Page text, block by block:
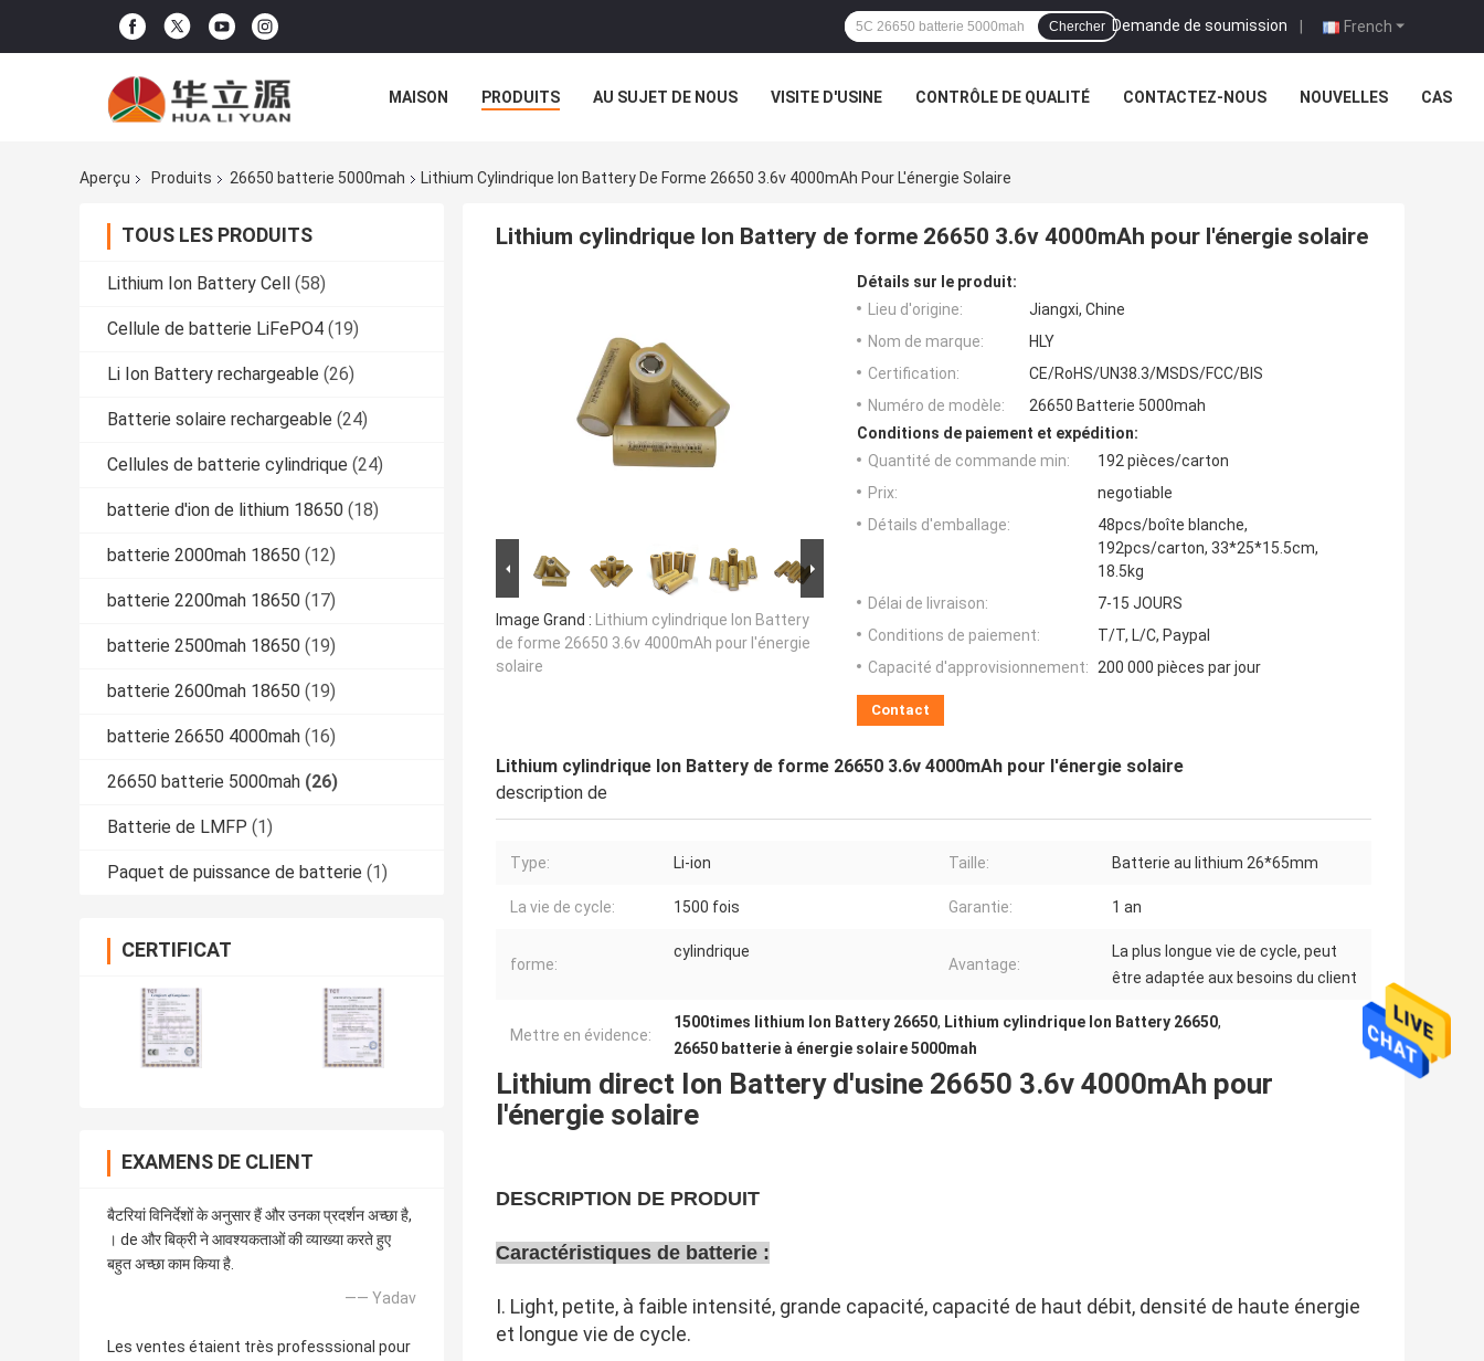
French
Demande de soumission |
Chercher
MAISON PRODUITS AU SUJET DE NOUS VISITE D'USINE CONTRÔLE DE QUALITÉ CONTACTEZ-NOUS NOUVELLES CAS
Aperçu Produits 26650 batterie 5000mah Lithium Cylindrique Ion Battery De Forme 26650 3.6v 4000mAh Pour L'énergie Solaire
TOUS LES PRODUITS
Lithium Ion Battery Cell (58)
Cellule de batterie LiFePO4 (19)
Li Ion Battery rechargeable (26)
Batterie solaire rechargeable (24)
Cellules de batterie cylindrique (24)
batterie d'ion de lithium 18650 (18)
batterie 2000mah 18650 (12)
batterie 2200mah 18650 (17)
batterie 2500mah 18650 (19)
batterie 2600mah 18650 (19)
batterie 26650 4000mah (16)
26650 batterie 5000mah (26)
Batterie de LMFP (1)
Paquet de puissance de batterie (1)
CERTIFICAT
EXAMENS DE CLIENT
बैटरियां विनिर्देशों के अनुसार हैं और उनका प्रदर्शन अच्छा है,
। de और बिक्री ने आवश्यकताओं की व्याख्या करते हुए
बहुत अच्छा काम किया है.
—— Yadav
Les ventes étaient très professsional pour
Lithium cylindrique Ion Battery de forme 26650 3.6v 4000mAh pour l'énergie solaire
Image Grand : Lithium cylindrique Ion Battery
de forme 26650 3.6v 4000mAh pour l'énergie
solaire
Détails sur le produit:
Lieu d'origine:
Jiangxi, Chine
Nom de marque:
HLY
Certification:
CE/RoHS/UN38.3/MSDS/FCC/BIS
Numéro de modèle:
26650 Batterie 5000mah
Conditions de paiement et expédition:
Quantité de commande min:
192 pièces/carton
Prix:
negotiable
Détails d'emballage:
48pcs/boîte blanche,
192pcs/carton, 33*25*15.5cm,
18.5kg
Délai de livraison:
7-15 JOURS
Conditions de paiement:
T/T, L/C, Paypal
Capacité d'approvisionnement: 200 000 pièces par jour
Contact
Lithium cylindrique Ion Battery de forme 26650 3.6v 4000mAh pour l'énergie solaire
description de
Type: Li-ion Taille: Batterie au lithium 26*65mm
La vie de cycle: 1500 fois Garantie: 1 an
forme:
cylindrique
Avantage:
La plus longue vie de cycle, peut
être adaptée aux besoins du client
Mettre en évidence:
1500times lithium Ion Battery 26650, Lithium cylindrique Ion Battery 26650,
26650 batterie à énergie solaire 5000mah
Lithium direct Ion Battery d'usine 26650 3.6v 4000mAh pour
l'énergie solaire
DESCRIPTION DE PRODUIT
Caractéristiques de batterie :
I. Light, petite, à faible intensité, grande capacité, capacité de haut débit, densité de haute énergie
et longue vie de cycle.